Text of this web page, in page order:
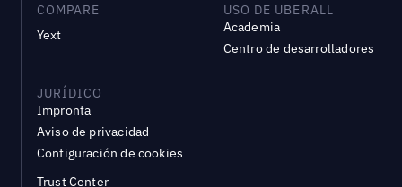
COMPARE
Yext
USO DE UBERALL
Academia
Centro de desarrolladores
JURÍDICO
Impronta
Aviso de privacidad
Configuración de cookies
Trust Center